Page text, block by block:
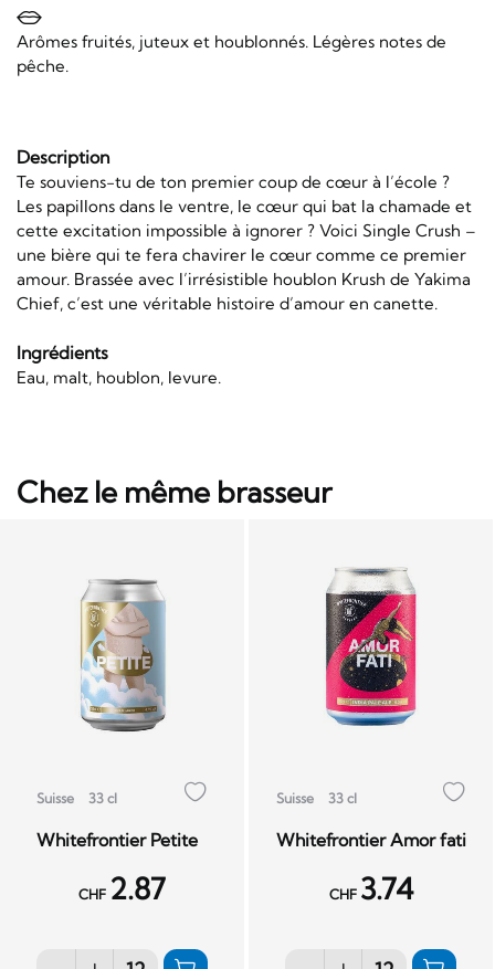
Arômes fruités, juteux et houblonnés. Légères notes de
pêche.
Description
Te souviens-tu de ton premier coup de cœur à l’école ?
Les papillons dans le ventre, le cœur qui bat la chamade et
cette excitation impossible à ignorer ? Voici Single Crush –
une bière qui te fera chavirer le cœur comme ce premier
amour. Brassée avec l’irrésistible houblon Krush de Yakima
Chief, c’est une véritable histoire d’amour en canette.
Ingrédients
Eau, malt, houblon, levure.
Chez le même brasseur
Suisse 33 cl
Whitefrontier Petite
CHF 2.87
Suisse 33 cl
Whitefrontier Amor fati
CHF 3.74